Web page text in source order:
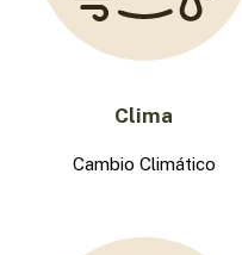
Clima
Cambio Climático